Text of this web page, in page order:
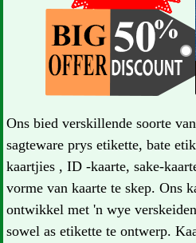
Ons bied verskillende soorte
sagteware prys etikette, bate
kaartjies , ID -kaarte, sake-
vorme van kaarte te skep. Ons
ontwikkel met 'n wye
sowel as etikette te ontwerp.